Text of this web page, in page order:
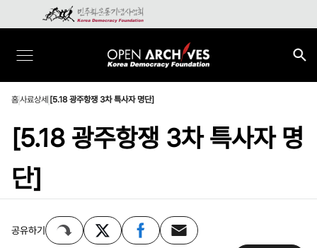
홈사료상세 [5.18 광주항쟁 3차 특사자 명단]
[5.18 광주항쟁 3차 특사자 명
단]
공유하기